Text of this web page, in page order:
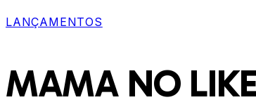
LANÇAMENTOS
MAMA NO